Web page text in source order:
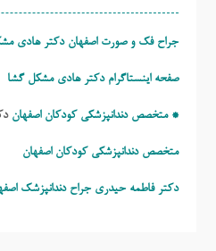
جراح فک و صورت اصفهان دکتر هادی
صفحه اینستاگرام دکتر هادی مشکل گشا
* متخصص دندانپزشکی کودکان اصفهان
متخصص دندانپزشکی کودکان اصفهان
دکتر فاطمه حیدری جراح دندانپزشک